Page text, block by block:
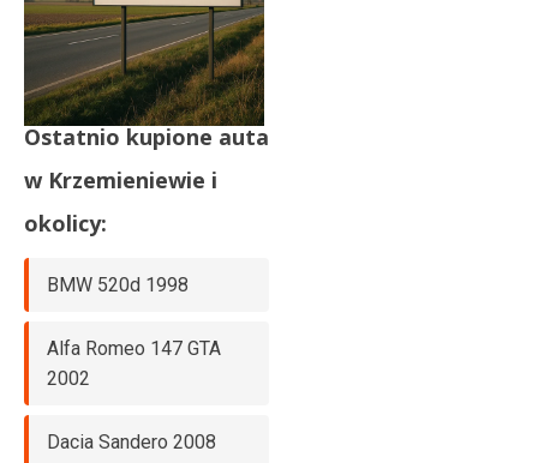
Ostatnio kupione auta
w Krzemieniewie i
okolicy:
BMW 520d 1998
Alfa Romeo 147 GTA
2002
Dacia Sandero 2008